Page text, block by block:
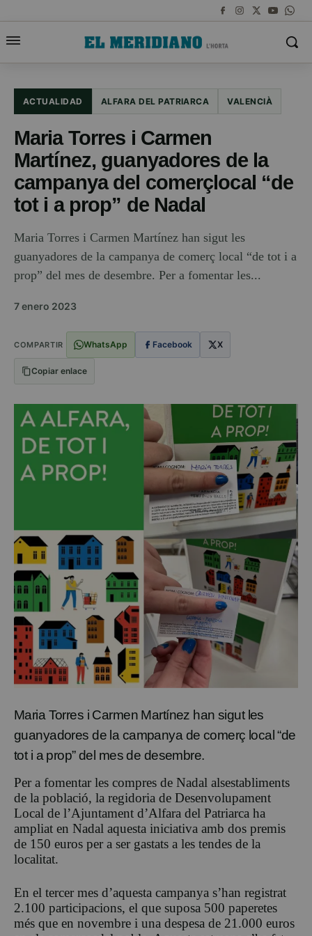
ACTUALIDAD ALFARA DEL PATRIARCA VALENCIÀ
Maria Torres i Carmen
Martínez, guanyadores de la
campanya del comerçlocal “de
tot i a prop” de Nadal
Maria Torres i Carmen Martínez han sigut les
guanyadores de la campanya de comerç local “de tot i a
prop” del mes de desembre. Per a fomentar les...
7 enero 2023
COMPARTIR WhatsApp Facebook X
Copiar enlace
Maria Torres i Carmen Martínez han sigut les
guanyadores de la campanya de comerç local “de
tot i a prop” del mes de desembre.
Per a fomentar les compres de Nadal alsestabliments
de la població, la regidoria de Desenvolupament
Local de l’Ajuntament d’Alfara del Patriarca ha
ampliat en Nadal aquesta iniciativa amb dos premis
de 150 euros per a ser gastats a les tendes de la
localitat.
En el tercer mes d’aquesta campanya s’han registrat
2.100 participacions, el que suposa 500 paperetes
més que en novembre i una despesa de 21.000 euros